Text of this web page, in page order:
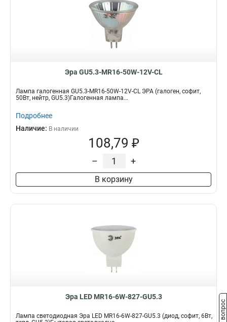
Эра GU5.3-MR16-50W-12V-CL
Лампа галогенная GU5.3-MR16-50W-12V-CL ЭРА (галоген, софит,
50Вт, нейтр, GU5.3)Галогенная лампа...
Подробнее
Наличие: В наличии
108,79 ₽
– +
В корзину
Эра LED MR16-6W-827-GU5.3
Лампа светодиодная Эра LED MR16-6W-827-GU5.3 (диод, софит, 6Вт,